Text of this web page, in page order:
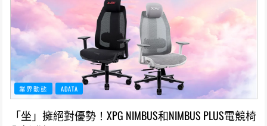
業界動態 ADATA
「坐」擁絕對優勢！XPG NIMBUS和NIMBUS PLUS電競椅